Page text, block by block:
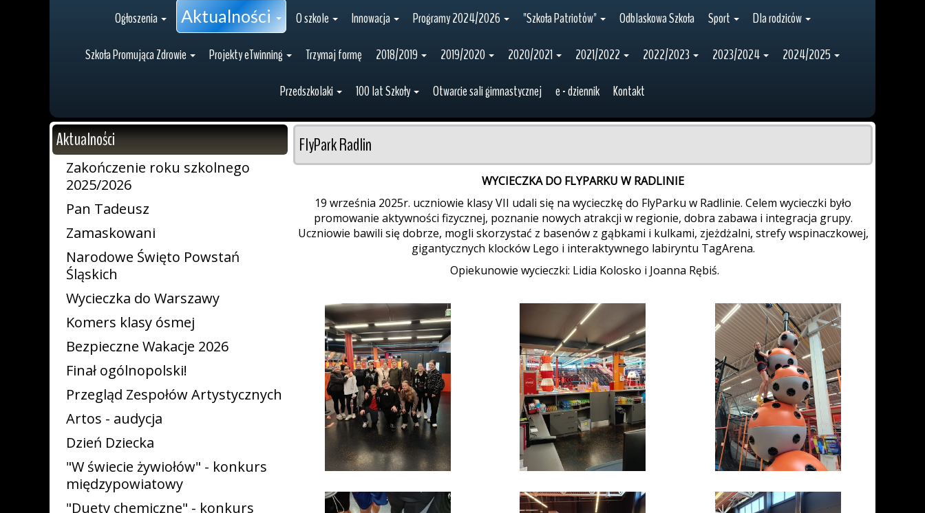
Ogłoszenia Aktualności O szkole Innowacja Programy 2024/2026 "Szkoła Patriotów" Odblaskowa Szkoła Sport
Dla rodziców
Szkoła Promująca Zdrowie
Projekty eTwinning Trzymaj formę 2018/2019 2019/2020 2020/2021 2021/2022 2022/2023 2023/2024
2024/2025
Przedszkolaki
100 lat Szkoły Otwarcie sali gimnastycznej e - dziennik Kontakt
FlyPark Radlin
WYCIECZKA DO FLYPARKU W RADLINIE
19 września 2025r. uczniowie klasy VII udali się na wycieczkę do FlyParku w Radlinie. Celem wycieczki było
promowanie aktywności fizycznej, poznanie nowych atrakcji w regionie, dobra zabawa i integracja grupy.
Uczniowie bawili się dobrze, mogli skorzystać z basenów z gąbkami i kulkami, zjeżdżalni, strefy wspinaczkowej,
gigantycznych klocków Lego i interaktywnego labiryntu TagArena.
Opiekunowie wycieczki: Lidia Kolosko i Joanna Rębiś.
Aktualności
Zakończenie roku szkolnego
2025/2026
Pan Tadeusz
Zamaskowani
Narodowe Święto Powstań
Śląskich
Wycieczka do Warszawy
Komers klasy ósmej
Bezpieczne Wakacje 2026
Finał ogólnopolski!
Przegląd Zespołów Artystycznych
Artos - audycja
Dzień Dziecka
"W świecie żywiołów" - konkurs
międzypowiatowy
"Duety chemiczne" - konkurs